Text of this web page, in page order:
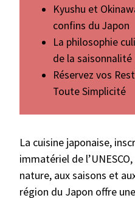
Kyushu et
confins du Japon
La philosophie
de la saisonnalité
Réservez vos
Toute Simplicité
La cuisine japonaise,
immatériel de
nature, aux saisons et
région du Japon offre